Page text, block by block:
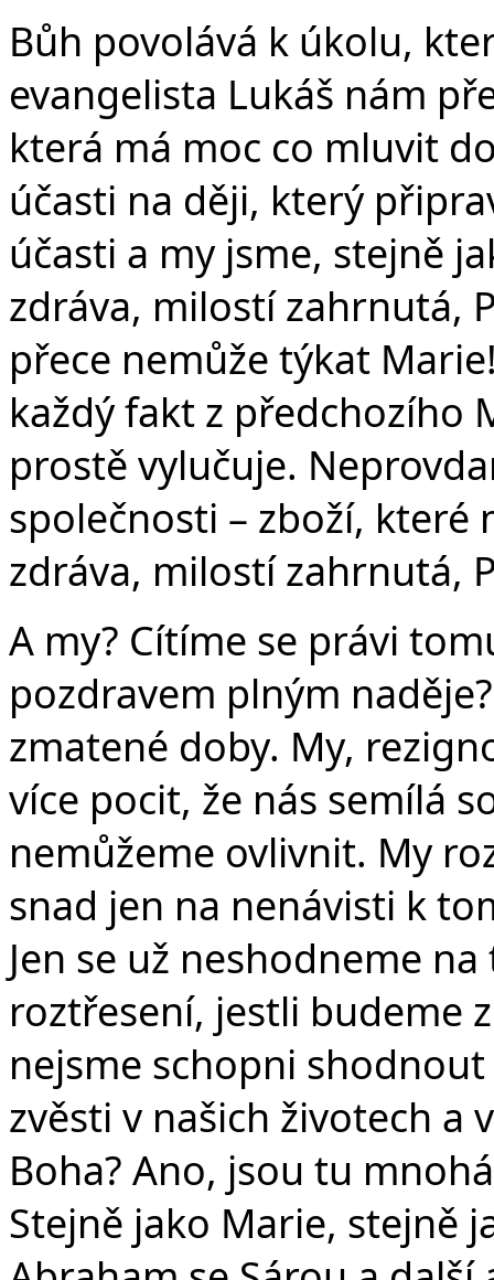
Bůh povolává k úkolu,
evangelista Lukáš nám
která má moc co mluvit
účasti na ději, který
účasti a my jsme, stejně
zdráva, milostí zahrnutá,
přece nemůže týkat
každý fakt z předchozího
prostě vylučuje.
společnosti – zboží, které
zdráva, milostí zahrnutá,
A my? Cítíme se právi
pozdravem plným
zmatené doby. My,
více pocit, že nás semílá
nemůžeme ovlivnit. My
snad jen na nenávisti k
Jen se už neshodneme
roztřesení, jestli budeme
nejsme schopni
zvěsti v našich životech a
Boha? Ano, jsou tu
Stejně jako Marie, stejně